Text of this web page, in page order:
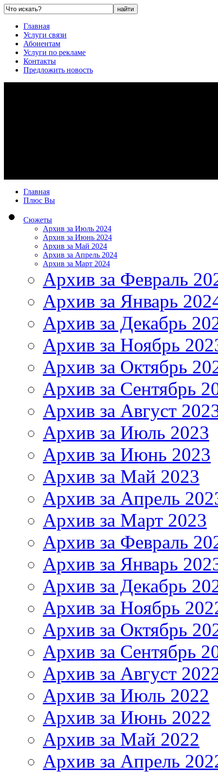
Главная
Услуги связи
Абонентам
Услуги по рекламе
Контакты
Предложить новость
Главная
Плюс Вы
Сюжеты
Архив за Июль 2024
Архив за Июнь 2024
Архив за Май 2024
Архив за Апрель 2024
Архив за Март 2024
Архив за Февраль
Архив за Январь
Архив за Декабрь
Архив за Ноябрь
Архив за Октябрь
Архив за Сентябрь
Архив за Август
Архив за Июль 2023
Архив за Июнь 2023
Архив за Май 2023
Архив за Апрель
Архив за Март 2023
Архив за Февраль
Архив за Январь
Архив за Декабрь
Архив за Ноябрь
Архив за Октябрь
Архив за Сентябрь
Архив за Август
Архив за Июль 2022
Архив за Июнь 2022
Архив за Май 2022
Архив за Апрель